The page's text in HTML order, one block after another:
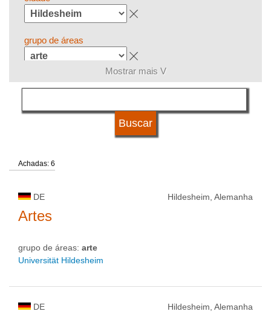
grupo de áreas
língua
qualificação
tipo de universidade
status de universidade
Mostrar mais V
Achadas: 6
DE Hildesheim, Alemanha
Artes
grupo de áreas: arte
Universität Hildesheim
DE Hildesheim, Alemanha